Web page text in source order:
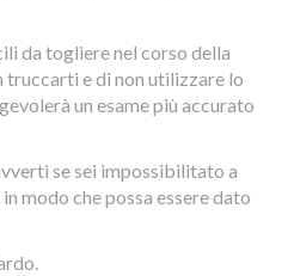
da togliere nel corso della
truccarti e di non utilizzare lo
un esame più accurato
se sei impossibilitato a
modo che possa essere dato